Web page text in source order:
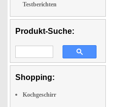
Testberichten
Produkt-Suche:
Shopping:
Kochgeschirr